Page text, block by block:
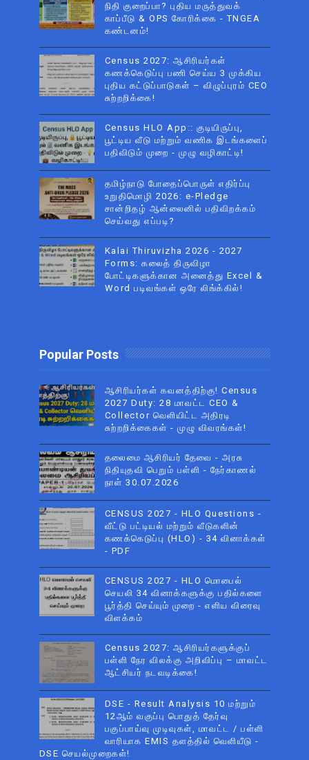
நிதி குறைப்பா? புதிய மருத்துவக்
காப்பீடு & OPS கோரிக்கை - TNGEA
கண்டனம்!
Census 2027: ஆசிரியர்கள்
கணக்கெடுப்பு பணி செய்ய 3 முக்கிய
புதிய கட்டுப்பாடுகள் – விழுப்புரம் CEO
சுற்றறிக்கை!
Census HLO App:: குடியிருப்பு,
பூட்டிய வீடு மற்றும் வணிக இடங்களைப்
பதிவிடும் முறை - முழு வழிகாட்டி!
தமிழ்நாடு போதைப்பொருள் எதிர்ப்பு
உறுதிமொழி 2026: e-Pledge
சான்றிதழ் ஆன்லைனில் பதிவிறக்கம்
செய்வது எப்படி?
Kalai Thiruvizha 2026 - 2027
Forms: கலைத் திருவிழா
போட்டிகளுக்கான அனைத்து Excel &
Word படிவங்கள் ஒரே லிங்க்கில்!
Popular Posts
ஆசிரியர்கள் கவனத்திற்கு! Census
2027 Duty: 28 மாவட்ட CEO &
Collector வெளியிட்ட அதிரடி
சுற்றறிக்கைகள் - முழு விவரங்கள்!
தலைமை ஆசிரியர் தேவை - அரசு
நிதியுதவி பெறும் பள்ளி - நேர்காணல்
நாள் 30.07.2026
CENSUS 2027 - HLO Questions -
வீட்டு பட்டியல் மற்றும் வீடுகளின்
கணக்கெடுப்பு (HLO) - 34 வினாக்கள்
- PDF
CENSUS 2027 - HLO மொபைல்
செயலி 34 வினாக்களுக்கு பதில்களை
பூர்த்தி செய்யும் முறை - எளிய விரைவு
விளக்கம்
Census 2027: ஆசிரியர்களுக்குப்
பள்ளி நேர விலக்கு அறிவிப்பு – மாவட்ட
ஆட்சியர் நடவடிக்கை!
DSE - Result Analysis 10 மற்றும்
12ஆம் வகுப்பு பொதுத் தேர்வு
பகுப்பாய்வு முடிவுகள், மாவட்ட / பள்ளி
வாரியாக EMIS தளத்தில் வெளியீடு -
DSE செயல்முறைகள்!